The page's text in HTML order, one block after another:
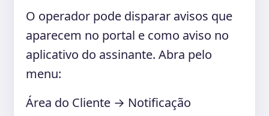
O operador pode disparar avisos que
aparecem no portal e como aviso no
aplicativo do assinante. Abra pelo
menu:
Área do Cliente → Notificação